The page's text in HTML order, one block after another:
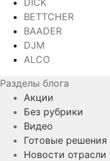
BETTCHER
BAADER
DJM
ALCO
Разделы блога
Акции
Без рубрики
Видео
Готовые решения
Новости отрасли